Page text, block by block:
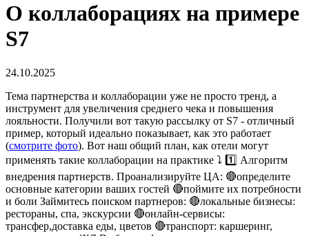
О коллаборациях на примере
S7
24.10.2025
Тема партнерства и коллаборации уже не просто тренд, а
инструмент для увеличения среднего чека и повышения
лояльности. Получили вот такую рассылку от S7 - отличный
пример, который идеально показывает, как это работает
(смотрите фото). Вот наш общий план, как отели могут
применять такие коллаборации на практике ⤵️ 1️⃣ Алгоритм
внедрения партнерств. Проанализируйте ЦА: 🔴определите
основные категории ваших гостей 🔴поймите их потребности
и боли Займитесь поиском партнеров: 🔴локальные бизнесы:
рестораны, спа, экскурсии 🔴онлайн-сервисы:
трансфер,доставка еды, цветов 🔴транспорт: каршеринг,